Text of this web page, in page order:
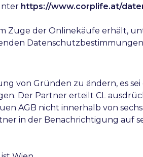
https://www.corplife.at/
Zuge der Onlinekäufe erhält,
von Gründen zu ändern, es
Der Partner erteilt CL
AGB nicht innerhalb von
in der Benachrichtigung